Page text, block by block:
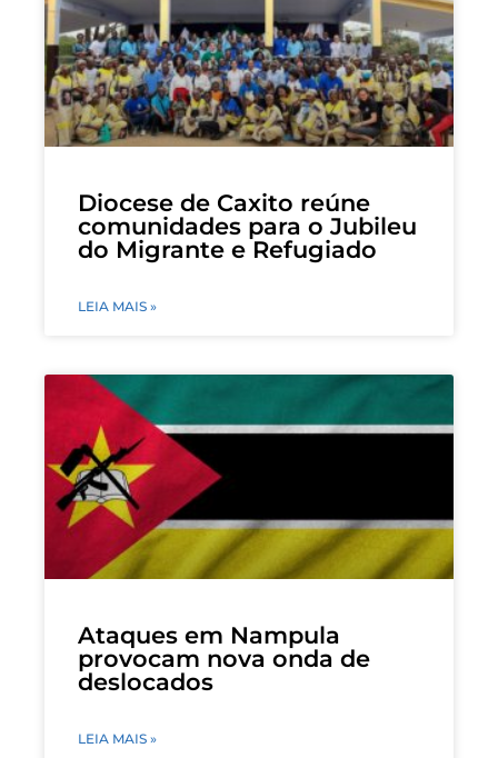
Diocese de Caxito reúne
comunidades para o Jubileu
do Migrante e Refugiado
LEIA MAIS »
Ataques em Nampula
provocam nova onda de
deslocados
LEIA MAIS »